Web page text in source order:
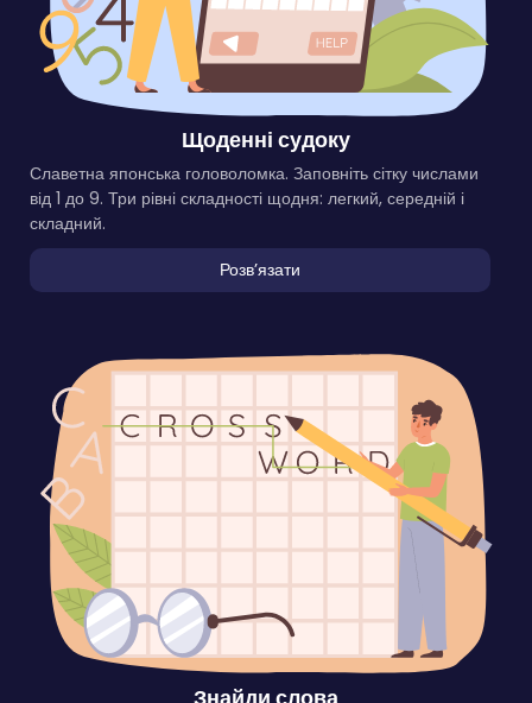
Щоденні судоку
Славетна японська головоломка. Заповніть сітку числами
від 1 до 9. Три рівні складності щодня: легкий, середній і
складний.
Розвʼязати